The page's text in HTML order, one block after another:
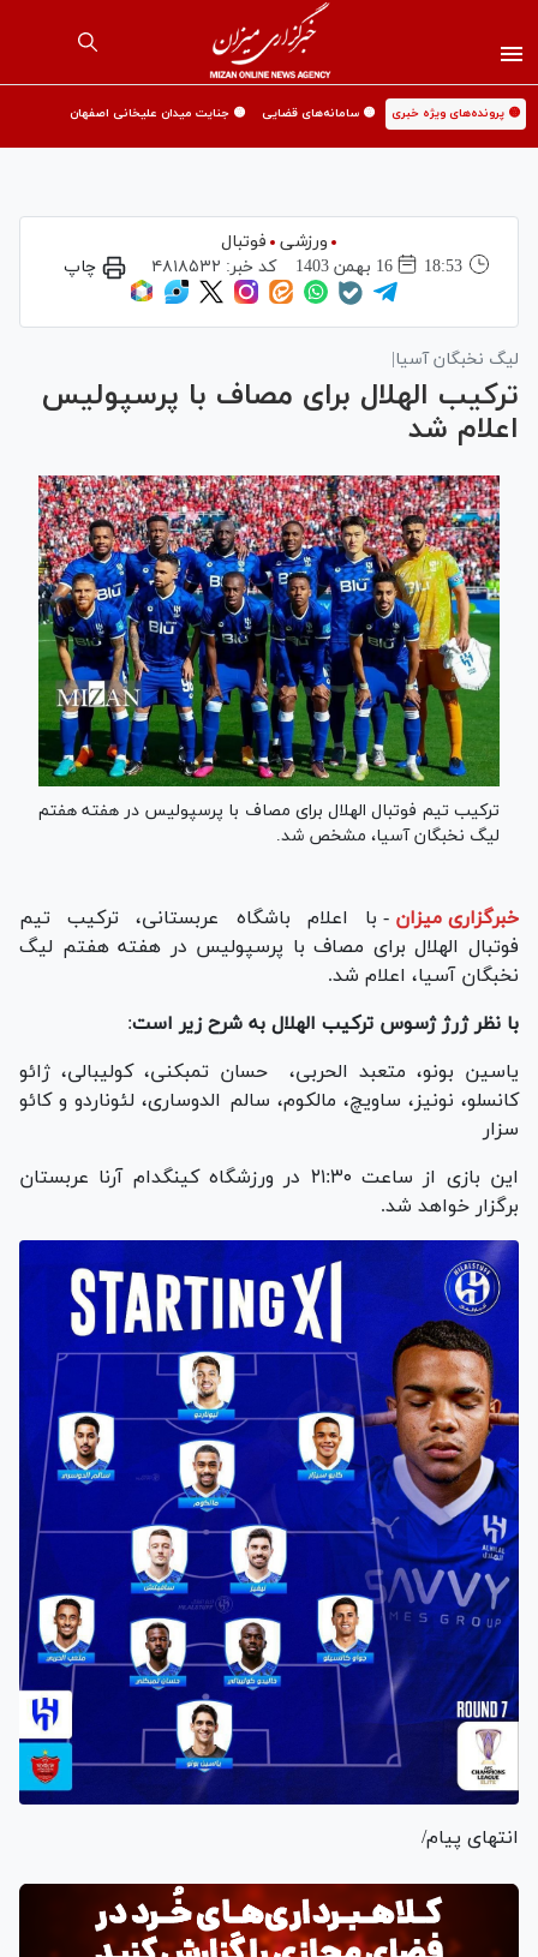
🟡 پرونده‌های ویژه خبری 🟡 سامانه‌های قضایی 🟡 جنایت میدان علیخانی اصفهان
ورزشی
فوتبال
18:53
16 بهمن 1403 کد خبر: ۴۸۱۸۵۳۲ چاپ
لیگ نخبگان آسیا|
ترکیب الهلال برای مصاف با پرسپولیس
اعلام شد
ترکیب تیم فوتبال الهلال برای مصاف با پرسپولیس در هفته هفتم
لیگ نخبگان آسیا، مشخص شد.
خبرگزاری میزان - با اعلام باشگاه عربستانی، ترکیب تیم
فوتبال الهلال برای مصاف با پرسپولیس در هفته هفتم لیگ
نخبگان آسیا، اعلام شد.
با نظر ژرژ ژسوس ترکیب الهلال به شرح زیر است:
یاسین بونو، متعبد الحربی، حسان تمبکنی، کولیبالی، ژائو
کانسلو، نونیز، ساویچ، مالکوم، سالم الدوساری، لئوناردو و کائو
سزار
این بازی از ساعت ۲۱:۳۰ در ورزشگاه کینگدام آرنا عربستان
برگزار خواهد شد.
انتهای پیام/